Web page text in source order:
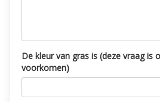
De kleur van gras is (deze vraag is
voorkomen)